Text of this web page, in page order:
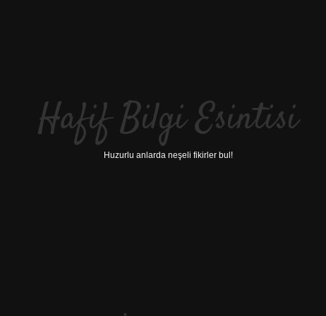
Hafif Bilgi Esintisi
Huzurlu anlarda neşeli fikirler bul!